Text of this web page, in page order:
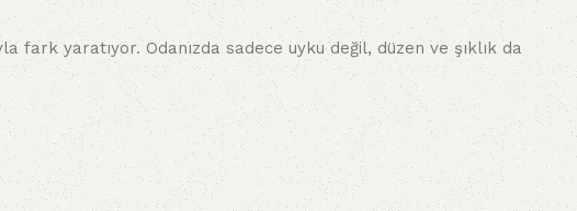
fark yaratıyor. Odanızda sadece uyku değil, düzen ve şıklık da